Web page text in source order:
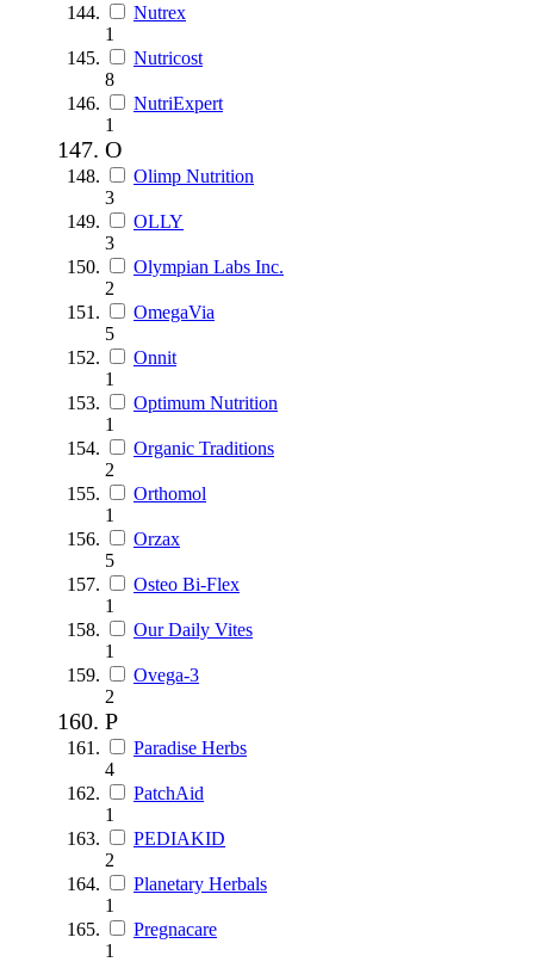
Nutrex
1
Nutricost
8
NutriExpert
1
O
Olimp Nutrition
3
OLLY
3
Olympian Labs Inc.
2
OmegaVia
5
Onnit
1
Optimum Nutrition
1
Organic Traditions
2
Orthomol
1
Orzax
5
Osteo Bi-Flex
1
Our Daily Vites
1
Ovega-3
2
P
Paradise Herbs
4
PatchAid
1
PEDIAKID
2
Planetary Herbals
1
Pregnacare
1